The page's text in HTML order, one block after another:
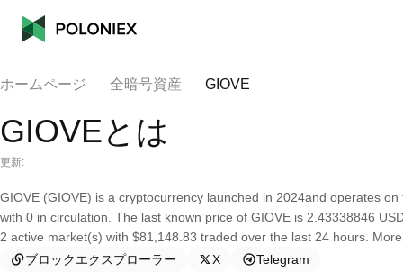
ホームページ 全暗号資産 GIOVE
GIOVEとは
更新:
GIOVE (GIOVE) is a cryptocurrency launched in 2024and operates
with 0 in circulation. The last known price of GIOVE is 2.43338846
2 active market(s) with $81,148.83 traded over the last 24 hours.
ブロックエクスプローラー
X Telegram